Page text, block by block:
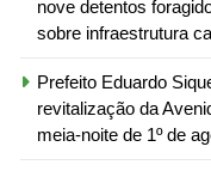
nove detentos
sobre infraestrutura
Prefeito Eduardo
revitalização da
meia-noite de 1º de